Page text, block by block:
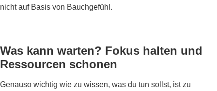
nicht auf Basis von Bauchgefühl.
Was kann warten? Fokus halten und
Ressourcen schonen
Genauso wichtig wie zu wissen, was du tun sollst, ist zu